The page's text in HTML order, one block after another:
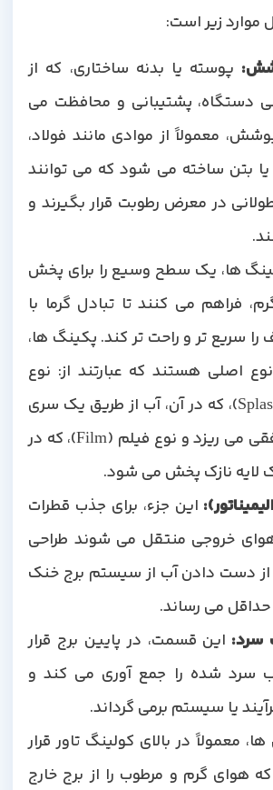
زیر است:
پوسته یا بدنه ساختاری، که از
پشتیبانی و محافظت می
معمولاً از موادی مانند فولاد،
بتن ساخته می شود که می توانند
در معرض رطوبت قرار بگیرند و
یک سطح وسیع را برای پخش
می کنند تا تبادل گرما با
سریع تر و راحت تر کند. پکینگ ها،
هستند که عبارتند از: نوع
اسپلش (Splash)، که در آن، آب از طریق یک سری
لایه های افقی می ریزد و نوع فیلم (Film)، که در
نازک پخش می شود.
این جزء، برای جذب قطرات
خروجی منتقل می شوند طراحی
دست دادن آب از سیستم برج خنک
می رساند.
این قسمت، در پایین برج قرار
شده را جمع آوری می کند و
یا سیستم برمی گرداند.
در بالای کولینگ تاور قرار
گرم و مرطوب را از برج خارج